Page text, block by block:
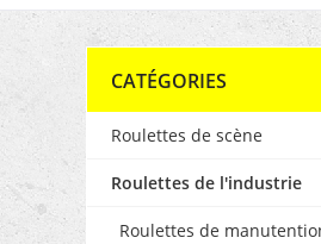
CATÉGORIES
Roulettes de scène
Roulettes de l'industrie
Roulettes de